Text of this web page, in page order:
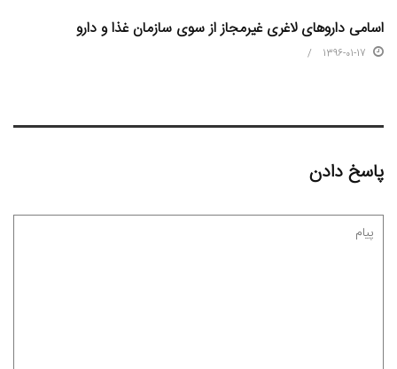
اسامی داروهای لاغری غیرمجاز از سوی سازمان غذا و دارو
1396-01-17
پاسخ دادن